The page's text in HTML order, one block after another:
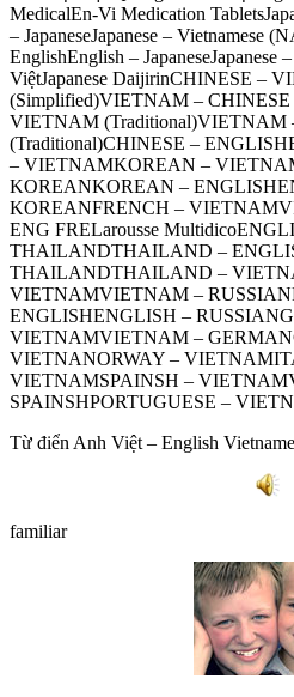
MedicalEn-Vi Medication
– JapaneseJapanese – Vietnamese
EnglishEnglish – JapaneseJapanese
ViệtJapanese DaijirinCHINESE –
(Simplified)VIETNAM –
VIETNAM (Traditional)VIETNAM
(Traditional)CHINESE –
– VIETNAMKOREAN –
KOREANKOREAN –
KOREANFRENCH –
ENG FRELarousse
THAILANDTHAILAND –
THAILANDTHAILAND –
VIETNAMVIETNAM –
ENGLISHENGLISH –
VIETNAMVIETNAM –
VIETNANORWAY –
VIETNAMSPAINSH –
SPAINSHPORTUGUESE –
Từ điển Anh Việt – English
familiar